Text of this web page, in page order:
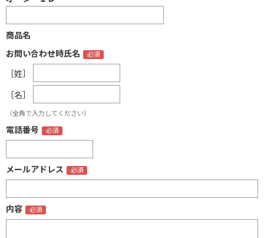
商品名
お問い合わせ時氏名
［姓］
［名］
（全角で入力してください）
電話番号
メールアドレス
内容